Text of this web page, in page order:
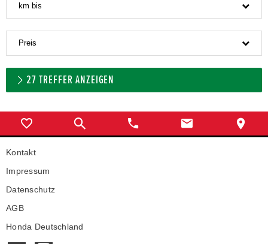
km bis
Preis
27 TREFFER ANZEIGEN
Kontakt
Impressum
Datenschutz
AGB
Honda Deutschland